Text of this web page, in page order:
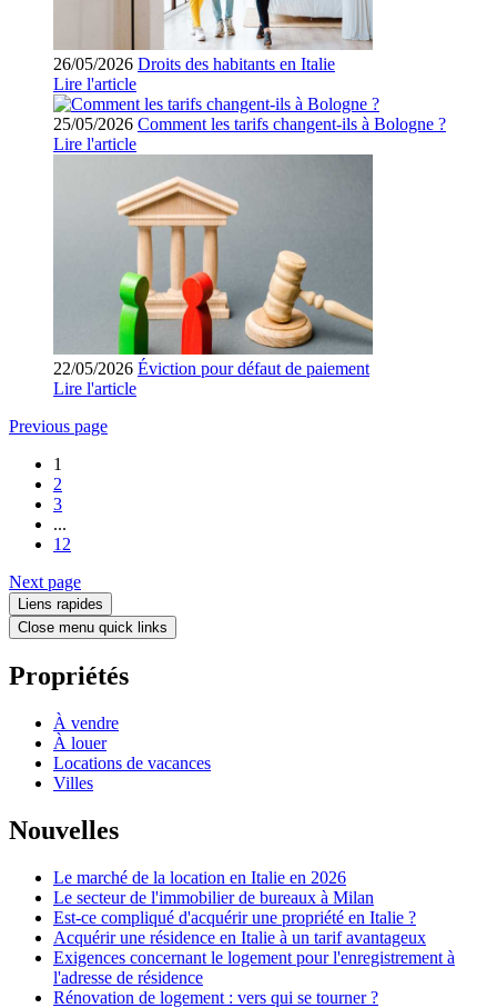
26/05/2026 Droits des habitants en Italie
Lire l'article
25/05/2026 Comment les tarifs changent-ils à Bologne ?
Lire l'article
22/05/2026 Éviction pour défaut de paiement
Lire l'article
Previous page
1
2
3
...
12
Next page
Liens rapides
Close menu quick links
Propriétés
À vendre
À louer
Locations de vacances
Villes
Nouvelles
Le marché de la location en Italie en 2026
Le secteur de l'immobilier de bureaux à Milan
Est-ce compliqué d'acquérir une propriété en Italie ?
Acquérir une résidence en Italie à un tarif avantageux
Exigences concernant le logement pour l'enregistrement à
l'adresse de résidence
Rénovation de logement : vers qui se tourner ?